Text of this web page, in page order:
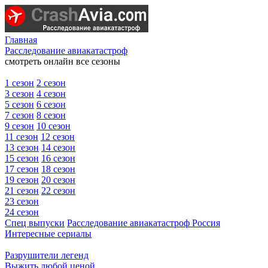
Главная
Расследование авиакатастроф
смотреть онлайн все сезоны
1 сезон 2 сезон
3 сезон 4 сезон
5 сезон 6 сезон
7 сезон 8 сезон
9 сезон 10 сезон
11 сезон 12 сезон
13 сезон 14 сезон
15 сезон 16 сезон
17 сезон 18 сезон
19 сезон 20 сезон
21 сезон 22 сезон
23 сезон
24 сезон
Спец выпуски Расследование авиакатастроф Россия
Интересные сериалы
Разрушители легенд
Выжить любой ценой